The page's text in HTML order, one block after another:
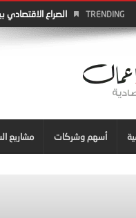
TRENDING الصراع الاقتصادي
أسهم وشركات مشاريع